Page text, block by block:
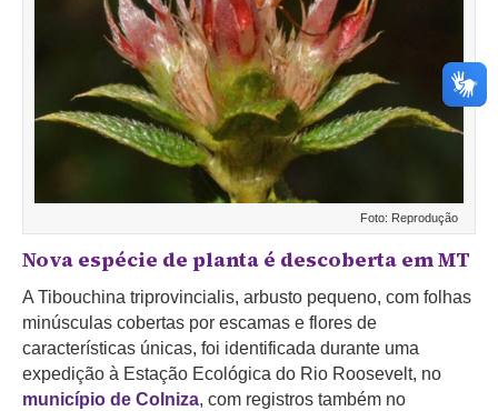
Foto: Reprodução
Nova espécie de planta é descoberta em MT
A Tibouchina triprovincialis, arbusto pequeno, com folhas
minúsculas cobertas por escamas e flores de
características únicas, foi identificada durante uma
expedição à Estação Ecológica do Rio Roosevelt, no
município de Colniza, com registros também no